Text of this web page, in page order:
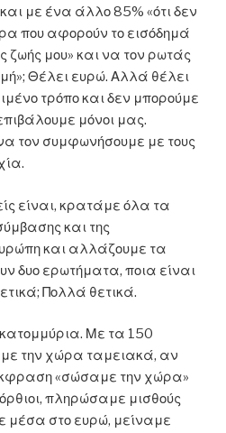
με ένα άλλο 85% «ότι δεν
που αφορούν το εισόδημά
ζωής μου» και να τον ρωτάς
Θέλει ευρώ. Αλλά θέλει
τρόπο και δεν μπορούμε
μόνοι μας.
τον συμφωνήσουμε με τους
είναι, κρατάμε όλα τα
και της
και αλλάζουμε τα
δυο ερωτήματα, ποια είναι
Πολλά θετικά.
Με τα 150
την χώρα ταμειακά, αν
«σώσαμε την χώρα»
πληρώσαμε μισθούς
μέσα στο ευρώ, μείναμε